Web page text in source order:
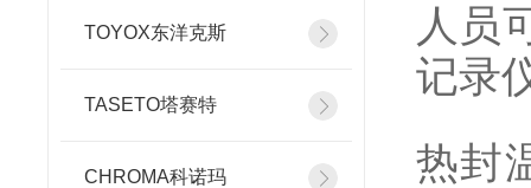
TOYOX东洋克斯
TASETO塔赛特
CHROMA科诺玛
人员
记录
热封